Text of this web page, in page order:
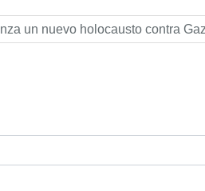
un nuevo holocausto contra